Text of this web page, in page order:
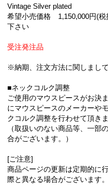
Vintage Silver plated
希望小売価格 1,150,000円(
下さい
受注発注品
※納期、注文方法に関しまし
■ネックコルク調整
ご使用のマウスピースがお決
にマウスピースのメーカーや
クコルク調整を行わせて頂きま
（取扱いのない商品等、一部
合がございます。）
[ご注意]
商品ページの更新は定期的に
際と異なる場合がございます